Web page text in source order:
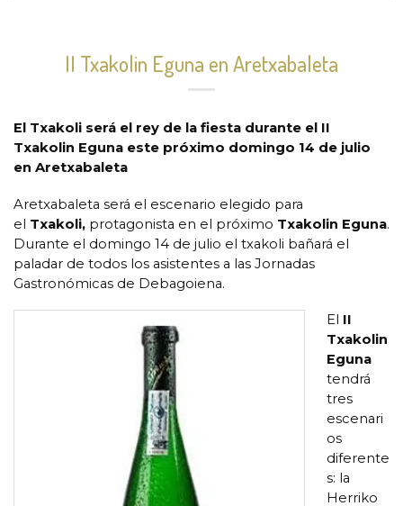
II Txakolin Eguna en Aretxabaleta
El Txakoli será el rey de la fiesta durante el II
Txakolin Eguna este próximo domingo 14 de julio
en Aretxabaleta
Aretxabaleta será el escenario elegido para
el Txakoli, protagonista en el próximo Txakolin Eguna.
Durante el domingo 14 de julio el txakoli bañará el
paladar de todos los asistentes a las Jornadas
Gastronómicas de Debagoiena.
El II
Txakolin
Eguna
tendrá
tres
escenari
os
diferente
s: la
Herriko